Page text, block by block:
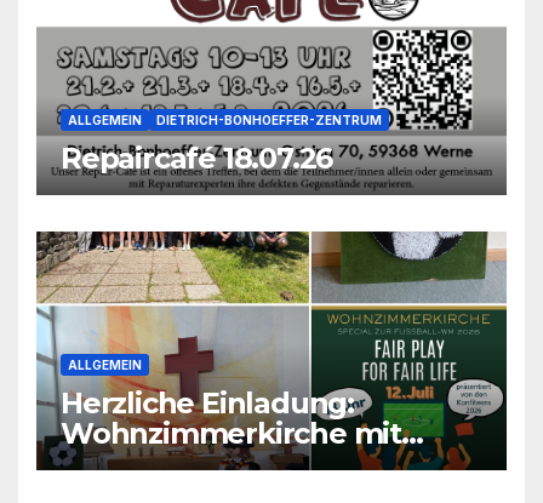
ALLGEMEIN DIETRICH-BONHOEFFER-ZENTRUM
Repaircafé 18.07.26
ALLGEMEIN
Herzliche Einladung:
Wohnzimmerkirche mit
unseren Konfis